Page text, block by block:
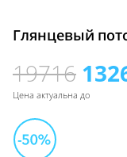
Глянцевый
19716
Цена актуальна до